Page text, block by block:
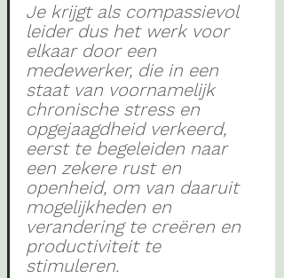
Je krijgt als compassievol
leider dus het werk voor
elkaar door een
medewerker, die in een
staat van voornamelijk
chronische stress en
opgejaagdheid verkeerd,
eerst te begeleiden naar
een zekere rust en
openheid, om van daaruit
mogelijkheden en
verandering te creëren en
productiviteit te
stimuleren.